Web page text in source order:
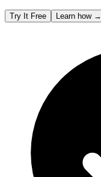
Try It Free Learn how →